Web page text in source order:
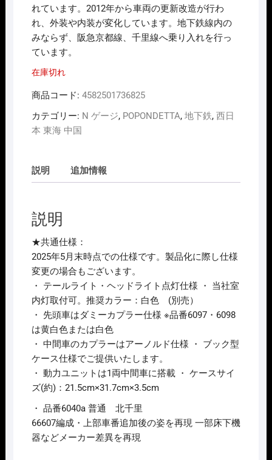
れています。2012年から車両の更新改造が行わ
れ、外装や内装が変化しています。地下鉄線内の
みならず、阪急京都線、千里線へ乗り入れを行っ
ています。
在庫切れ
商品コード: 4582501736825
カテゴリー: N ゲージ, POPONDETTA, 地下鉄, 西日
本 東海 中国
説明 追加情報
説明
★共通仕様：
2025年5月末時点での仕様です。製品化に際し仕様
変更の場合もございます。
・ テールライト・ヘッドライト点灯仕様 ・ 当社室
内灯取付可。推奨カラー：白色 (別売）
・ 先頭車はダミーカプラー仕様 ※品番6097・6098
は黄白色または白色
・ 中間車のカプラーはアーノルド仕様 ・ ブック型
ケース仕様でご提供いたします。
・ 動力ユニットは1両中間車に搭載 ・ ケースサイ
ズ(約)：21.5cm×31.7cm×3.5cm
・ 品番6040a 普通 北千里
66607編成・上部車番追加後の姿を再現 一部床下機
器などメーカー差異を再現